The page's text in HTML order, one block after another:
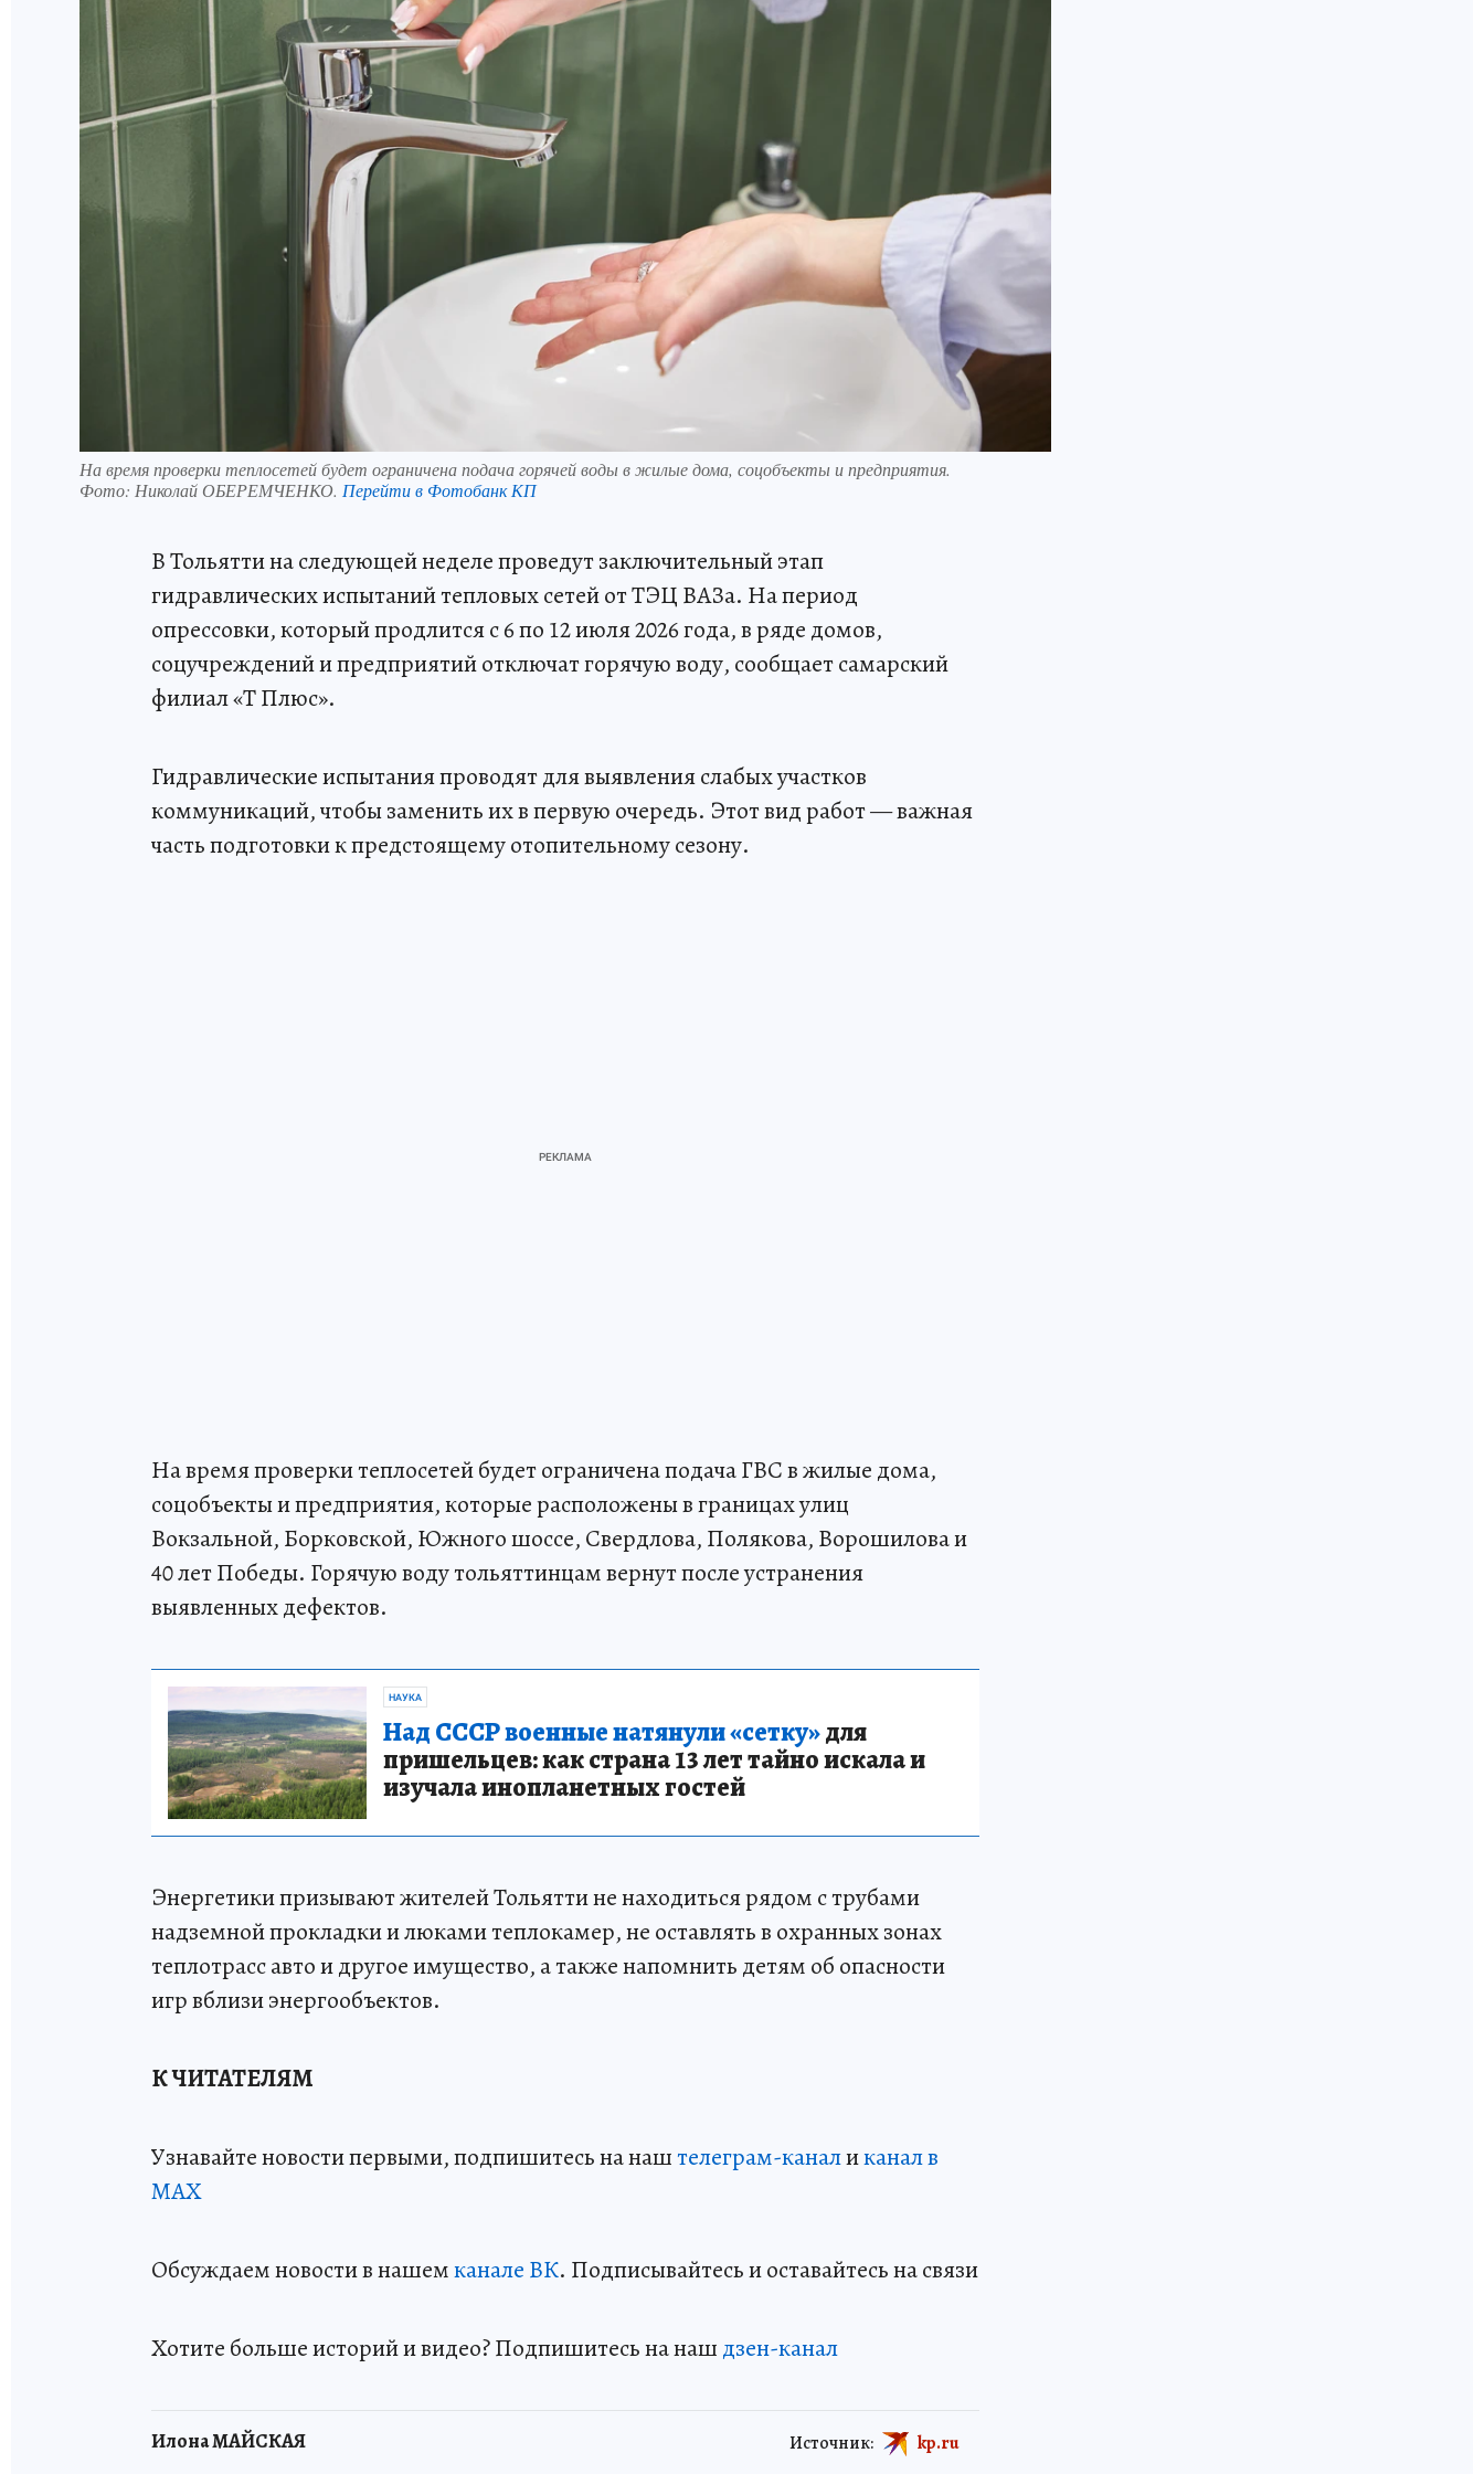
На время проверки теплосетей будет ограничена подача горячей воды в жилые дома, соцобъекты и предприятия.
Фото: Николай ОБЕРЕМЧЕНКО. Перейти в Фотобанк КП
В Тольятти на следующей неделе проведут заключительный этап
гидравлических испытаний тепловых сетей от ТЭЦ ВАЗа. На период
опрессовки, который продлится с 6 по 12 июля 2026 года, в ряде домов,
соцучреждений и предприятий отключат горячую воду, сообщает самарский
филиал «Т Плюс».
Гидравлические испытания проводят для выявления слабых участков
коммуникаций, чтобы заменить их в первую очередь. Этот вид работ — важная
часть подготовки к предстоящему отопительному сезону.
На время проверки теплосетей будет ограничена подача ГВС в жилые дома,
соцобъекты и предприятия, которые расположены в границах улиц
Вокзальной, Борковской, Южного шоссе, Свердлова, Полякова, Ворошилова и
40 лет Победы. Горячую воду тольяттинцам вернут после устранения
выявленных дефектов.
НАУКА
Над СССР военные натянули «сетку»для
пришельцев: как страна 13 лет тайно искала и
изучала инопланетных гостей
Энергетики призывают жителей Тольятти не находиться рядом с трубами
надземной прокладки и люками теплокамер, не оставлять в охранных зонах
теплотрасс авто и другое имущество, а также напомнить детям об опасности
игр вблизи энергообъектов.
К ЧИТАТЕЛЯМ
Узнавайте новости первыми, подпишитесь на наштелеграм-каналиканал в
МАХ
Обсуждаем новости в нашемканале ВК. Подписывайтесь и оставайтесь на связи
Хотите больше историй и видео? Подпишитесь на наш дзен-канал
Илона МАЙСКАЯ Источник: kp.ru